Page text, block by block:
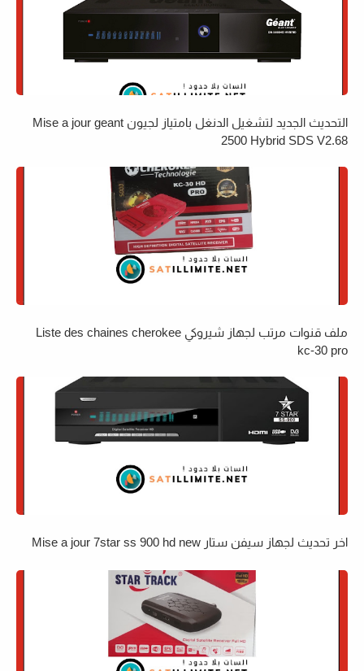
التحديث الجديد لتشغيل الدنغل بامتياز لجيون Mise a jour geant
2500 Hybrid SDS V2.68
ملف قنوات مرتب لجهاز شيروكي Liste des chaines cherokee
kc-30 pro
اخر تحديث لجهاز سيفن ستار Mise a jour 7star ss 900 hd new